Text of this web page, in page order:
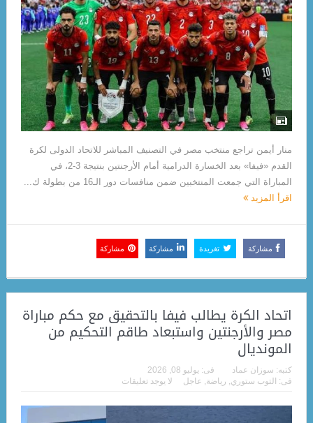
منار أيمن تراجع منتخب مصر في التصنيف المباشر للاتحاد الدولى لكرة
القدم «فيفا» بعد الخسارة الدرامية أمام الأرجنتين بنتيجة 3-2، في
المباراة التي جمعت المنتخبين ضمن منافسات دور الـ16 من بطولة ك...
اقرأ المزيد
مشاركة تغريدة مشاركة مشاركة
اتحاد الكرة يطالب فيفا بالتحقيق مع حكم مباراة
مصر والأرجنتين واستبعاد طاقم التحكيم من
المونديال
كتبه: سوزان عماد فى: يوليو 08, 2026
فى: التوب ستوري رياضة عاجل لا يوجد تعليقات